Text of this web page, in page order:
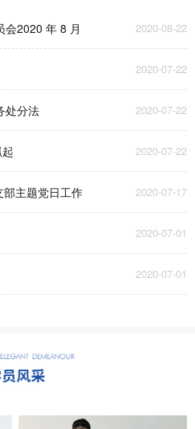
会2020 年 8 月 2020-08-22
2020-07-22
处分法 2020-07-22
2020-07-22
主题党日工作 2020-07-17
2020-07-01
2020-07-01